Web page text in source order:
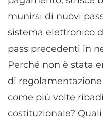
munirsi di nuovi
sistema elettronico
pass precedenti in
Perché non è stata
di
come più volte
costituzionale?